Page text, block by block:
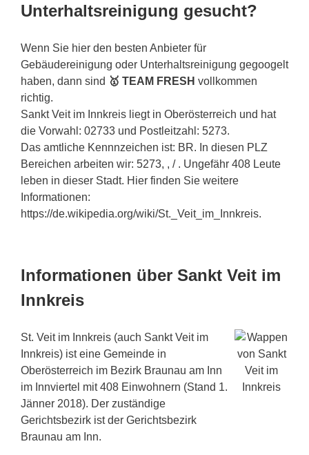
Unterhaltsreinigung gesucht?
Wenn Sie hier den besten Anbieter für
Gebäudereinigung oder Unterhaltsreinigung gegoogelt
haben, dann sind 🥇 TEAM FRESH vollkommen
richtig.
Sankt Veit im Innkreis liegt in Oberösterreich und hat
die Vorwahl: 02733 und Postleitzahl: 5273.
Das amtliche Kennnzeichen ist: BR. In diesen PLZ
Bereichen arbeiten wir: 5273, , / . Ungefähr 408 Leute
leben in dieser Stadt. Hier finden Sie weitere
Informationen:
https://de.wikipedia.org/wiki/St._Veit_im_Innkreis.
Informationen über Sankt Veit im
Innkreis
St. Veit im Innkreis (auch Sankt Veit im
Innkreis) ist eine Gemeinde in
Oberösterreich im Bezirk Braunau am Inn
im Innviertel mit 408 Einwohnern (Stand 1.
Jänner 2018). Der zuständige
Gerichtsbezirk ist der Gerichtsbezirk
Braunau am Inn.